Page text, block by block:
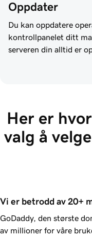
Oppdater
Du kan oppdatere
kontrollpanelet ditt
serveren din alltid er
Her er
valg å
Vi er betrodd av 20+
GoDaddy, den største
av millioner for våre